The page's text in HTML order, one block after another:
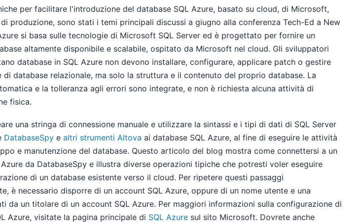
per facilitare l'introduzione del database SQL Azure, basato su cloud, di Microsoft,
produzione, sono stati i temi principali discussi a giugno alla conferenza Tech-Ed a New
si basa sulle tecnologie di Microsoft SQL Server ed è progettato per fornire un
altamente disponibile e scalabile, ospitato da Microsoft nel cloud. Gli sviluppatori
database in SQL Azure non devono installare, configurare, applicare patch o gestire
di database relazionale, ma solo la struttura e il contenuto del proprio database. La
e la tolleranza agli errori sono integrate, e non è richiesta alcuna attività di
fisica.
una stringa di connessione manuale e utilizzare la sintassi e i tipi di dati di SQL Server
DatabaseSpy ealtri strumenti Altova ai database SQL Azure, al fine di eseguire le attività
e manutenzione del database. Questo articolo del blog mostra come connettersi a un
da DatabaseSpy e illustra diverse operazioni tipiche che potresti voler eseguire
di un database esistente verso il cloud. Per ripetere questi passaggi
è necessario disporre di un account SQL Azure, oppure di un nome utente e una
da un titolare di un account SQL Azure. Per maggiori informazioni sulla configurazione di
Azure, visitate la pagina principale di SQL Azure sul sito Microsoft. Dovrete anche